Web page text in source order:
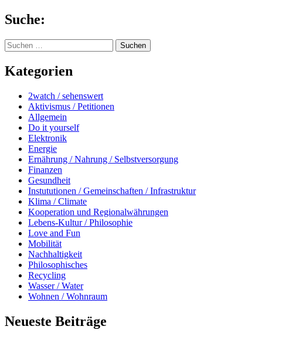
Springe
zum
Inhalt
Suche:
Suchen
nach:
Kategorien
2watch / sehenswert
Aktivismus / Petitionen
Allgemein
Do it yourself
Elektronik
Energie
Ernährung / Nahrung / Selbstversorgung
Finanzen
Gesundheit
Instututionen / Gemeinschaften / Infrastruktur
Klima / Climate
Kooperation und Regionalwährungen
Lebens-Kultur / Philosophie
Love and Fun
Mobilität
Nachhaltigkeit
Philosophisches
Recycling
Wasser / Water
Wohnen / Wohnraum
Neueste Beiträge